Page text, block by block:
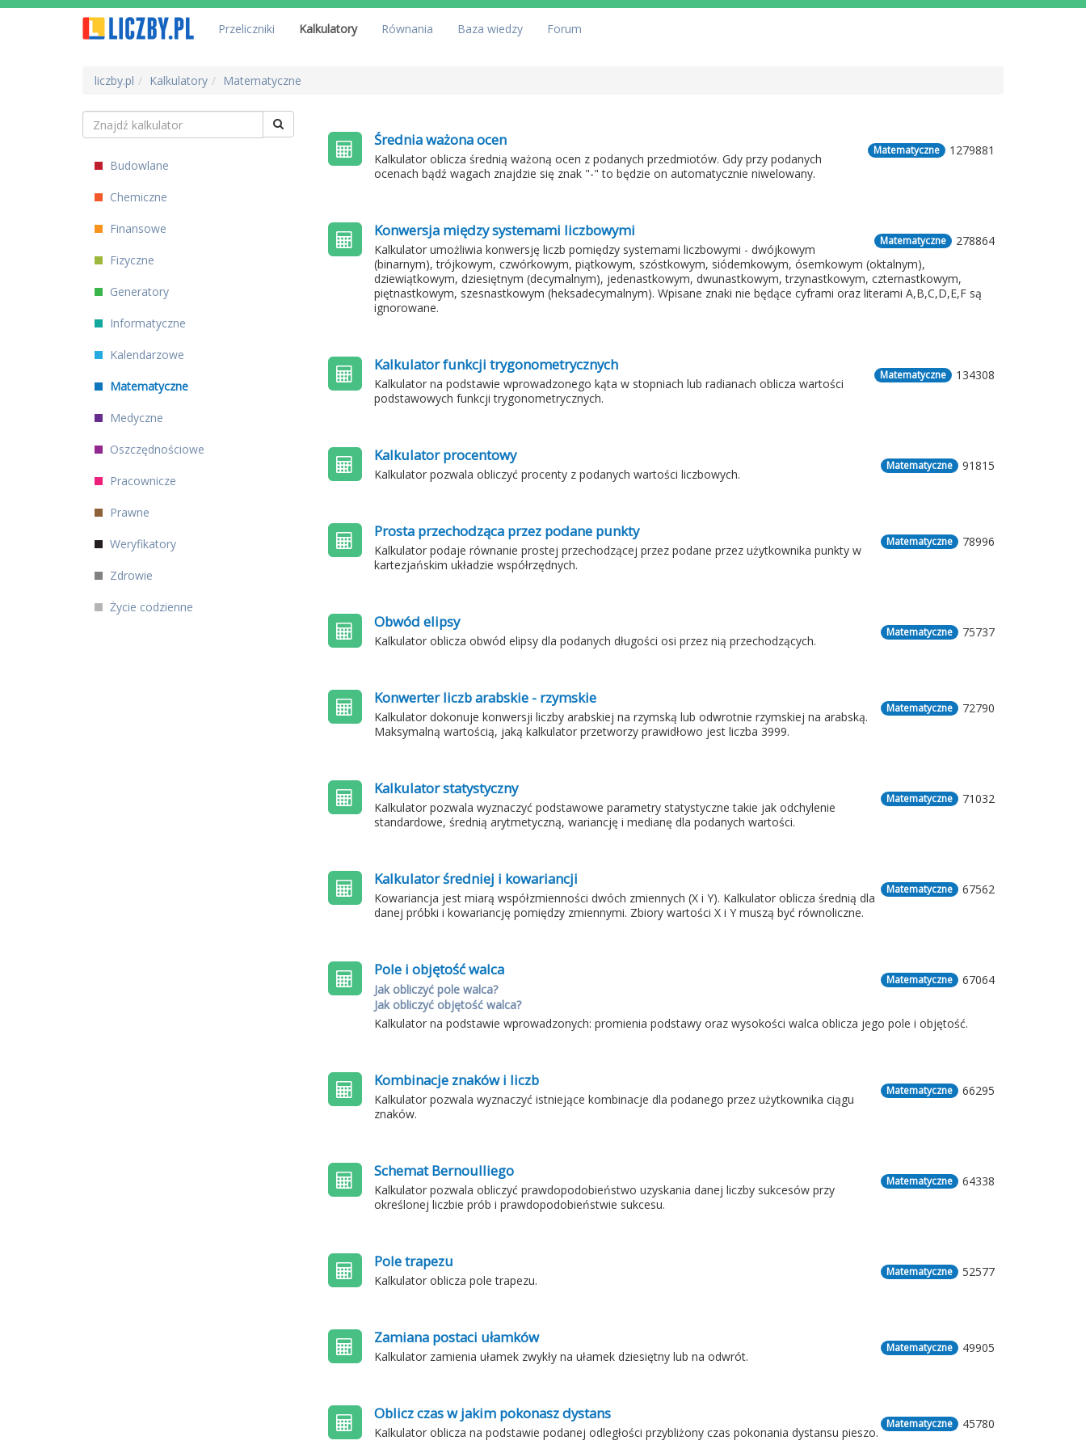
Przeliczniki Kalkulatory Równania Baza wiedzy Forum
liczby.pl Kalkulatory Matematyczne
Budowlane
Chemiczne
Finansowe
Fizyczne
Generatory
Informatyczne
Kalendarzowe
Matematyczne
Medyczne
Oszczędnościowe
Pracownicze
Prawne
Weryfikatory
Zdrowie
Życie codzienne
1279881
Matematyczne
Średnia ważona ocen
Kalkulator oblicza średnią ważoną ocen z podanych przedmiotów. Gdy przy podanych
ocenach bądź wagach znajdzie się znak "-" to będzie on automatycznie niwelowany.
278864
Matematyczne
Konwersja między systemami liczbowymi
Kalkulator umożliwia konwersję liczb pomiędzy systemami liczbowymi - dwójkowym
(binarnym), trójkowym, czwórkowym, piątkowym, szóstkowym, siódemkowym, ósemkowym (oktalnym),
dziewiątkowym, dziesiętnym (decymalnym), jedenastkowym, dwunastkowym, trzynastkowym, czternastkowym,
piętnastkowym, szesnastkowym (heksadecymalnym). Wpisane znaki nie będące cyframi oraz literami A,B,C,D,E,F są
ignorowane.
134308
Matematyczne
Kalkulator funkcji trygonometrycznych
Kalkulator na podstawie wprowadzonego kąta w stopniach lub radianach oblicza wartości
podstawowych funkcji trygonometrycznych.
91815
Matematyczne
Kalkulator procentowy
Kalkulator pozwala obliczyć procenty z podanych wartości liczbowych.
78996
Matematyczne
Prosta przechodząca przez podane punkty
Kalkulator podaje równanie prostej przechodzącej przez podane przez użytkownika punkty w
kartezjańskim układzie współrzędnych.
75737
Matematyczne
Obwód elipsy
Kalkulator oblicza obwód elipsy dla podanych długości osi przez nią przechodzących.
72790
Matematyczne
Konwerter liczb arabskie - rzymskie
Kalkulator dokonuje konwersji liczby arabskiej na rzymską lub odwrotnie rzymskiej na arabską.
Maksymalną wartością, jaką kalkulator przetworzy prawidłowo jest liczba 3999.
71032
Matematyczne
Kalkulator statystyczny
Kalkulator pozwala wyznaczyć podstawowe parametry statystyczne takie jak odchylenie
standardowe, średnią arytmetyczną, wariancję i medianę dla podanych wartości.
67562
Matematyczne
Kalkulator średniej i kowariancji
Kowariancja jest miarą współzmienności dwóch zmiennych (X i Y). Kalkulator oblicza średnią dla
danej próbki i kowariancję pomiędzy zmiennymi. Zbiory wartości X i Y muszą być równoliczne.
67064
Matematyczne
Pole i objętość walca
Jak obliczyć pole walca?
Jak obliczyć objętość walca?
Kalkulator na podstawie wprowadzonych: promienia podstawy oraz wysokości walca oblicza jego pole i objętość.
66295
Matematyczne
Kombinacje znaków i liczb
Kalkulator pozwala wyznaczyć istniejące kombinacje dla podanego przez użytkownika ciągu
znaków.
64338
Matematyczne
Schemat Bernoulliego
Kalkulator pozwala obliczyć prawdopodobieństwo uzyskania danej liczby sukcesów przy
określonej liczbie prób i prawdopodobieństwie sukcesu.
52577
Matematyczne
Pole trapezu
Kalkulator oblicza pole trapezu.
49905
Matematyczne
Zamiana postaci ułamków
Kalkulator zamienia ułamek zwykły na ułamek dziesiętny lub na odwrót.
45780
Matematyczne
Oblicz czas w jakim pokonasz dystans
Kalkulator oblicza na podstawie podanej odległości przybliżony czas pokonania dystansu pieszo.